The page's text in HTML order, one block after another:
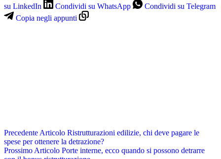
su LinkedIn
Condividi su WhatsApp
Condividi su Telegram
Copia negli appunti
Precedente Articolo Ristrutturazioni edilizie, chi deve pagare le
spese per ottenere la detrazione?
Prossimo Articolo Porte interne, ecco quando si possono detrarre